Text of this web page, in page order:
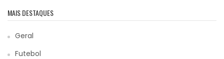
MAIS DESTAQUES
Geral
Futebol